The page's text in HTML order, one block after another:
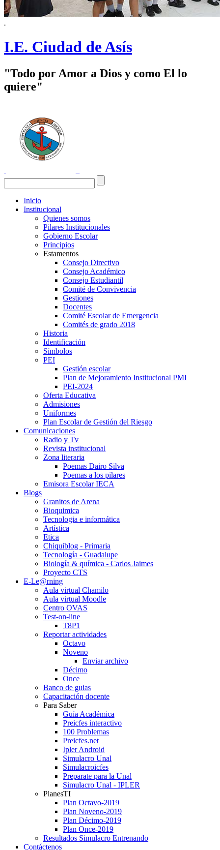
.
I.E. Ciudad de Asís
"Todo por Amor a Dios y como El lo
quiere"
Inicio
Institucional
Quienes somos
Pilares Institucionales
Gobierno Escolar
Principios
Estamentos
Consejo Directivo
Consejo Académico
Consejo Estudiantil
Comité de Convivencia
Gestiones
Docentes
Comité Escolar de Emergencia
Comités de grado 2018
Historia
Identificación
Símbolos
PEI
Gestión escolar
Plan de Mejoramiento Institucional PMI
PEI-2024
Oferta Educativa
Admisiones
Uniformes
Plan Escolar de Gestión del Riesgo
Comunicaciones
Radio y Tv
Revista institucional
Zona literaria
Poemas Dairo Silva
Poemas a los pilares
Emisora Escolar IECA
Blogs
Granitos de Arena
Bioquimica
Tecnologia e informática
Artística
Etica
Chiquiblog - Primaria
Tecnología - Guadalupe
Biología & química - Carlos Jaimes
Proyecto CTS
E-Le@rning
Aula virtual Chamilo
Aula virtual Moodle
Centro OVAS
Test-on-line
T8P1
Reportar actividades
Octavo
Noveno
Enviar archivo
Décimo
Once
Banco de guias
Capacitación docente
Para Saber
Guía Académica
Preicfes interactivo
100 Problemas
Preicfes.net
Ipler Android
Simulacro Unal
Simulacroicfes
Preparate para la Unal
Simulacro Unal - IPLER
PlanesTI
Plan Octavo-2019
Plan Noveno-2019
Plan Décimo-2019
Plan Once-2019
Resultados Simulacro Entrenando
Contáctenos